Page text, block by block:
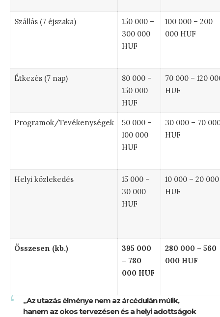
Szállás (7 éjszaka)
150 000 –
300 000
HUF
100 000 – 200
000 HUF
Étkezés (7 nap)
80 000 –
150 000
HUF
70 000 – 120
HUF
Programok/Tevékenységek
50 000 –
100 000
HUF
30 000 – 70
HUF
Helyi közlekedés
15 000 –
30 000
HUF
10 000 – 20 000
HUF
Összesen (kb.)
395 000
– 780
000 HUF
280 000 – 560
000 HUF
„Az utazás élménye nem az árcédulán múlik,
hanem az okos tervezésen és a helyi adottságok